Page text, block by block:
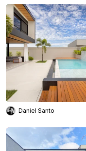
Daniel Santo